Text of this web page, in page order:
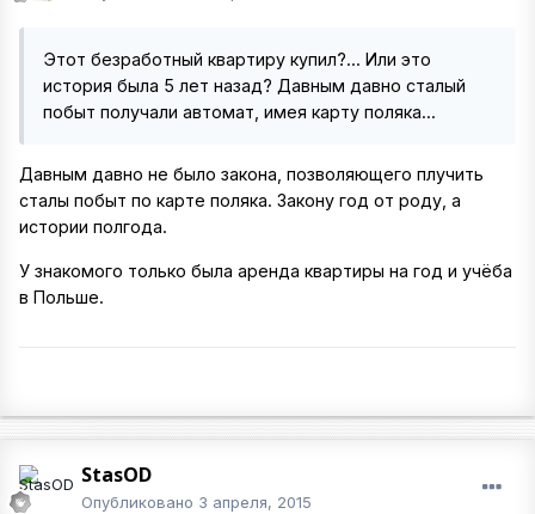
Этот безработный квартиру купил?... Или это
история была 5 лет назад? Давным давно сталый
побыт получали автомат, имея карту поляка...
Давным давно не было закона, позволяющего плучить
сталы побыт по карте поляка. Закону год от роду, а
истории полгода.
У знакомого только была аренда квартиры на год и учёба
в Польше.
StasOD
Опубликовано 3 апреля, 2015